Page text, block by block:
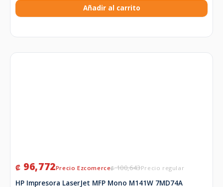
Añadir al carrito
₡100,643
₡ 96,772
HP Impresora LaserJet MFP Mono M141W 7MD74A